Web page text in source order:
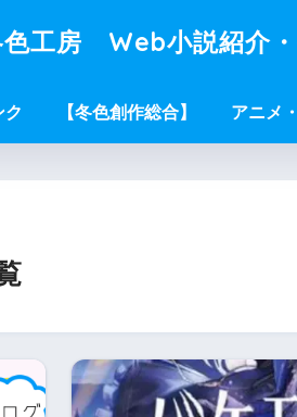
工房 Web小説紹介
ク 【冬色創作総合】 アニメ